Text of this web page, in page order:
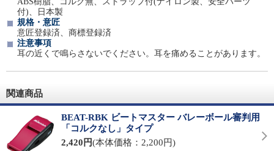
付)、日本製
規格・意匠
意匠登録済、商標登録済
注意事項
耳の近くで鳴らさないでください。耳を痛めることがあります。
関連商品
BEAT-RBK ビートマスター バレーボール審判用
「コルクなし」タイプ
2,420円(本体価格：2,200円)